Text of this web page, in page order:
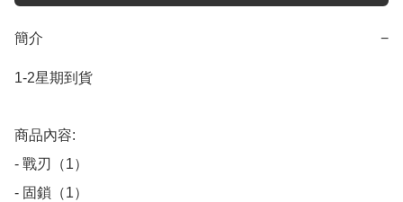
簡介 −
1-2星期到貨
商品內容:
- 戰刃（1）
- 固鎖（1）